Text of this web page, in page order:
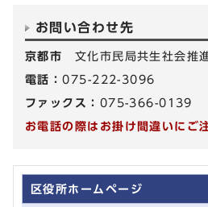
お問い合わせ先
京都市 文化市民局共生社会推
電話：075-222-3096
ファックス： 075-366-0139
お電話の際はお掛け間違いにご
区役所ホームページ